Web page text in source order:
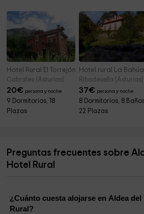
Hotel Rural El Torrejón
Cabrales (Asturias)
20€ persona y noche
9 Dormitorios, 18
Plazas
Hotel rural La Bahúa
Ribadesella (Asturias)
37€ persona y noche
8 Dormitorios, 8
22 Plazas
Preguntas frecuentes sobre
Hotel Rural
¿Cuánto cuesta alojarse en Aldea del
Rural?